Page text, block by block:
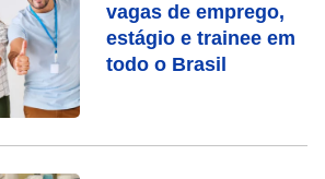
vagas de emprego,
estágio e trainee em
todo o Brasil